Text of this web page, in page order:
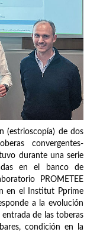
(estrioscopía) de dos
convergentes-
durante una serie
en el banco de
PROMETEE
en el Institut Pprime
a la evolución
de las toberas
condición en la